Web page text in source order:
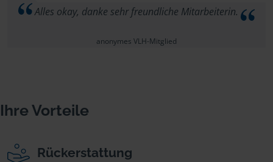
Alles okay, danke sehr freundliche Mitarbeiterin.
anonymes VLH-Mitglied
Ihre Vorteile
Rückerstattung